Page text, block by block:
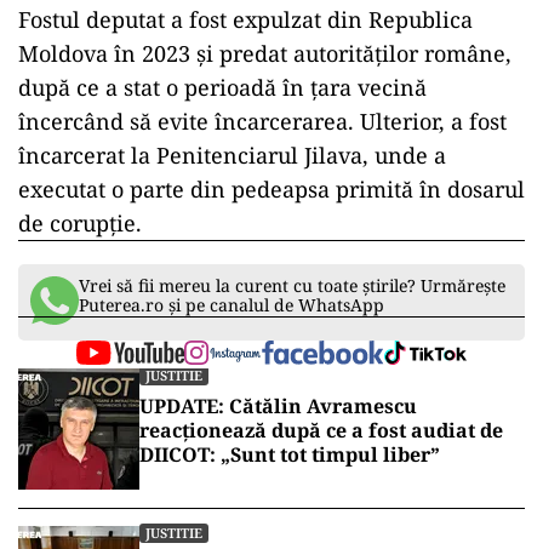
Fostul deputat a fost expulzat din Republica
Moldova în 2023 și predat autorităților române,
după ce a stat o perioadă în țara vecină
încercând să evite încarcerarea. Ulterior, a fost
încarcerat la Penitenciarul Jilava, unde a
executat o parte din pedeapsa primită în dosarul
de corupție.
Vrei să fii mereu la curent cu toate știrile? Urmărește
Puterea.ro și pe canalul de WhatsApp
JUSTITIE
UPDATE: Cătălin Avramescu
reacționează după ce a fost audiat de
DIICOT: „Sunt tot timpul liber”
JUSTITIE